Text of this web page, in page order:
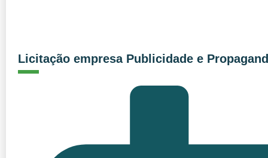
Licitação empresa Publicidade e